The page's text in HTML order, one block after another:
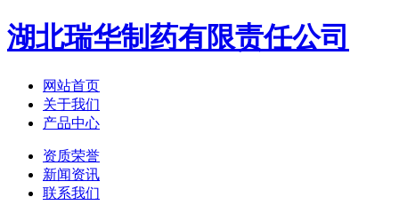
湖北瑞华制药有限责任公司
网站首页
关于我们
产品中心
资质荣誉
新闻资讯
联系我们